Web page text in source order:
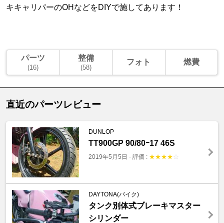
キキャリパーのOHなどをDIYで施してあります！
パーツ
(16)
整備
(58)
フォト 燃費
直近のパーツレビュー
DUNLOP
TT900GP 90/80ｰ17 46S
2019年5月5日 - 評価 : ★★★★ ☆
DAYTONA(バイク)
タンク別体式ブレーキマスター
シリンダー